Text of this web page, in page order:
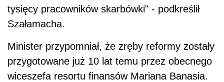
tysięcy pracowników skarbówki" - podkreślił
Szałamacha.
Minister przypomniał, że zręby reformy zostały
przygotowane już 10 lat temu przez obecnego
wiceszefa resortu finansów Mariana Banasia.